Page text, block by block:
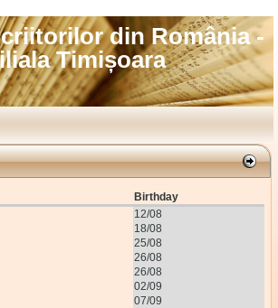
din România -
Timișoara
Birthday
12/08
18/08
25/08
26/08
26/08
02/09
07/09